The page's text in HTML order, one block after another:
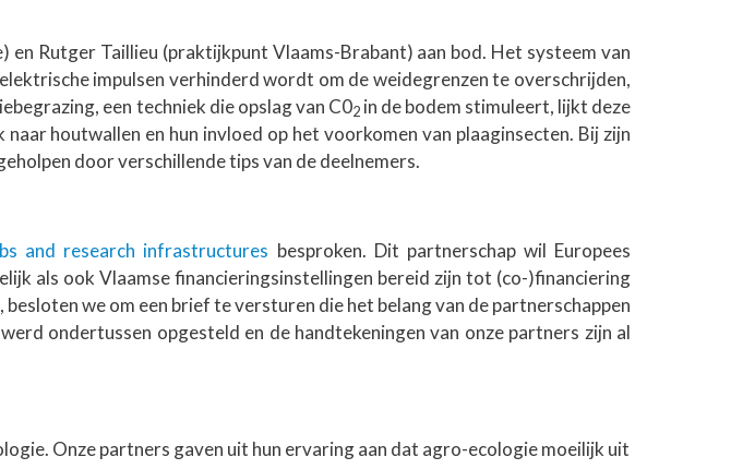
en Rutger Taillieu (praktijkpunt Vlaams-Brabant) aan bod. Het systeem van
impulsen verhinderd wordt om de weidegrenzen te overschrijden,
een techniek die opslag van C02in de bodem stimuleert, lijkt deze
houtwallen en hun invloed op het voorkomen van plaaginsecten. Bij zijn
door verschillende tips van de deelnemers.
and research infrastructures besproken. Dit partnerschap wil Europees
als ook Vlaamse financieringsinstellingen bereid zijn tot (co-)financiering
we om een brief te versturen die het belang van de partnerschappen
ondertussen opgesteld en de handtekeningen van onze partners zijn al
Onze partners gaven uit hun ervaring aan dat agro-ecologie moeilijk uit